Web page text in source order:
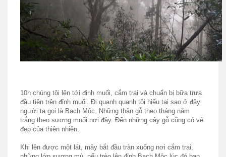
10h chúng tôi lên tới đỉnh muối, cắm trại và chuẩn bị bữa trưa
đầu tiên trên đỉnh muối. Đi quanh quanh tôi hiểu tại sao ở đây
người ta gọi là Bạch Mộc. Những thân gỗ theo tháng năm
trắng theo sương muối nơi đây. Đến những cây gỗ cũng có vẻ
đẹp của thiên nhiên.
Khi lên được một lát, mây bắt đầu tràn xuống nơi cắm trại,